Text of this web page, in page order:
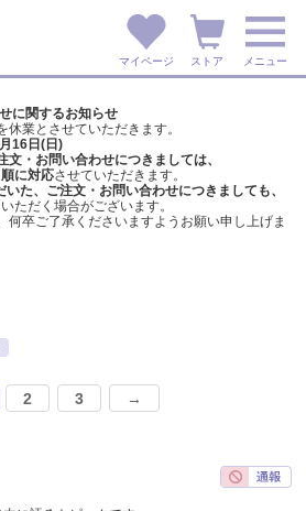
マイページ ストア メニュー
に関するお知らせ
業とさせていただきます。
16日(日)
・お問い合わせにつきましては、
に対応させていただきます。
た、ご注文・ お問い合わせにつきましても、
ただく場合がございます。
何卒ご了承くださいますようお願い申し上げま
2 3 →